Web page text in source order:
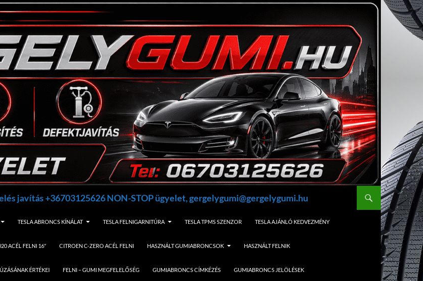
javítás +36703125626 NON-STOP ügyelet, gergelygumi@gergelygumi.hu
TESLA ABRONCS KÍNÁLAT TESLA FELNIGARNITÚRA TESLA TPMS SZENZOR TESLA AJÁNLÓ KEDVEZMÉNY
ACÉL FELNI 16″ CITROEN C-ZERO ACÉL FELNI HASZNÁLT GUMIABRONCSOK HASZNÁLT FELNIK
ÉRTÉKEI FELNI – GUMI MEGFELELŐSÉG GUMIABRONCS CÍMKÉZÉS GUMIABRONCS JELÖLÉSEK